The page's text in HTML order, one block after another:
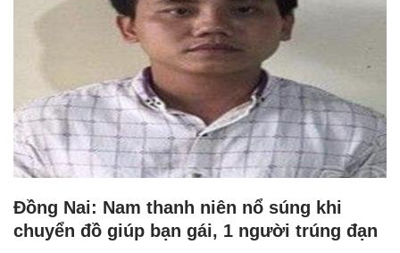
Đồng Nai: Nam thanh niên nổ súng khi
chuyển đồ giúp bạn gái, 1 người trúng đạn